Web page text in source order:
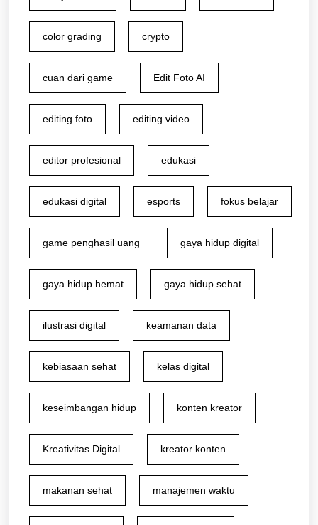
color grading crypto
cuan dari game Edit Foto AI
editing foto editing video
editor profesional edukasi
edukasi digital esports fokus belajar
game penghasil uang gaya hidup digital
gaya hidup hemat gaya hidup sehat
ilustrasi digital keamanan data
kebiasaan sehat kelas digital
keseimbangan hidup konten kreator
Kreativitas Digital kreator konten
makanan sehat manajemen waktu